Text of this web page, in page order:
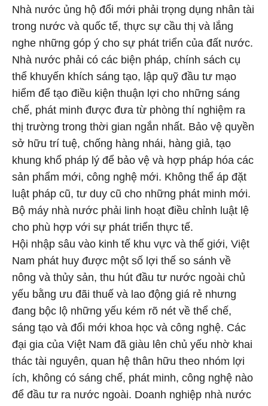
Nhà nước ủng hộ đổi mới phải trọng dụng nhân tài
trong nước và quốc tế, thực sự cầu thị và lắng
nghe những góp ý cho sự phát triển của đất nước.
Nhà nước phải có các biện pháp, chính sách cụ
thể khuyến khích sáng tạo, lập quỹ đầu tư mạo
hiểm để tạo điều kiện thuận lợi cho những sáng
chế, phát minh được đưa từ phòng thí nghiệm ra
thị trường trong thời gian ngắn nhất. Bảo vệ quyền
sở hữu trí tuệ, chống hàng nhái, hàng giả, tạo
khung khổ pháp lý để bảo vệ và hợp pháp hóa các
sản phẩm mới, công nghệ mới. Không thể áp đặt
luật pháp cũ, tư duy cũ cho những phát minh mới.
Bộ máy nhà nước phải linh hoạt điều chỉnh luật lệ
cho phù hợp với sự phát triển thực tế.
Hội nhập sâu vào kinh tế khu vực và thế giới, Việt
Nam phát huy được một số lợi thế so sánh về
nông và thủy sản, thu hút đầu tư nước ngoài chủ
yếu bằng ưu đãi thuế và lao động giá rẻ nhưng
đang bộc lộ những yếu kém rõ nét về thể chế,
sáng tạo và đổi mới khoa học và công nghệ. Các
đại gia của Việt Nam đã giàu lên chủ yếu nhờ khai
thác tài nguyên, quan hệ thân hữu theo nhóm lợi
ích, không có sáng chế, phát minh, công nghệ nào
để đầu tư ra nước ngoài. Doanh nghiệp nhà nước